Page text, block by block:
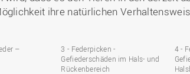
ihre natürlichen
–
3 - Federpicken -
Gefiederschäden im Hals- und
Rückenbereich
4 -